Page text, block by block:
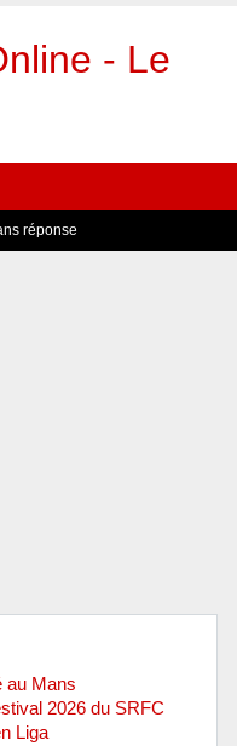
- Le
réponse
au Mans
2026 du SRFC
Liga